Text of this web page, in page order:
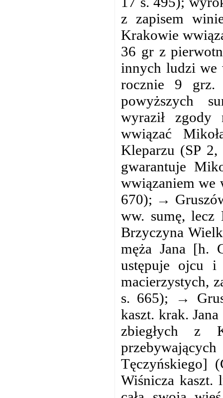
z zapisem
Krakowie
36 gr z
innych ludzi we
rocznie 9 grz.
powyższych
wyraził zgody
wwiązać
Kleparzu (SP
gwarantuje
wwiązaniem we
670); →
ww. sumę,
Brzyczyna
męża Jana [h.
ustępuje ojcu
macierzystych,
s. 665); →
kaszt. krak.
zbiegłych z
Tęczyńskiego]
Wiśnicza kaszt.